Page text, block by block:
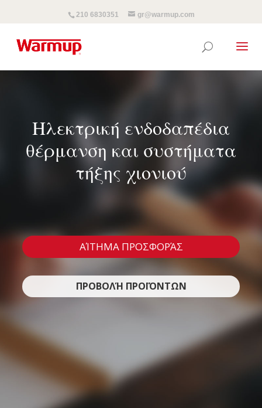
210 6830351 gr@warmup.com
Ηλεκτρική ενδοδαπέδια
θέρμανση και συστήματα
τήξης χιονιού
ΑΊΤΗΜΑ ΠΡΟΣΦΟΡΆΣ
ΠΡΟΒΟΛΉ ΠΡΟΪΌΝΤΩΝ